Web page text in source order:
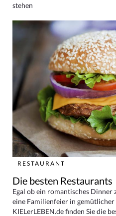
stehen
RESTAURANT
Die besten Restaurants
Egal ob ein romantisches Dinner
eine Familienfeier in
KIELerLEBEN.de finden Sie die